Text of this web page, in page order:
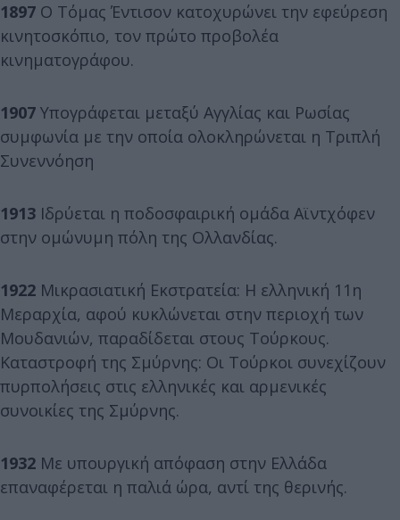
1897 Ο Τόμας Έντισον κατοχυρώνει την εφεύρεση
κινητοσκόπιο, τον πρώτο προβολέα
κινηματογράφου.
1907 Υπογράφεται μεταξύ Αγγλίας και Ρωσίας
συμφωνία με την οποία ολοκληρώνεται η Τριπλή
Συνεννόηση
1913 Ιδρύεται η ποδοσφαιρική ομάδα Αϊντχόφεν
στην ομώνυμη πόλη της Ολλανδίας.
1922 Μικρασιατική Εκστρατεία: Η ελληνική 11η
Μεραρχία, αφού κυκλώνεται στην περιοχή των
Μουδανιών, παραδίδεται στους Τούρκους.
Καταστροφή της Σμύρνης: Οι Τούρκοι συνεχίζουν
πυρπολήσεις στις ελληνικές και αρμενικές
συνοικίες της Σμύρνης.
1932 Με υπουργική απόφαση στην Ελλάδα
επαναφέρεται η παλιά ώρα, αντί της θερινής.